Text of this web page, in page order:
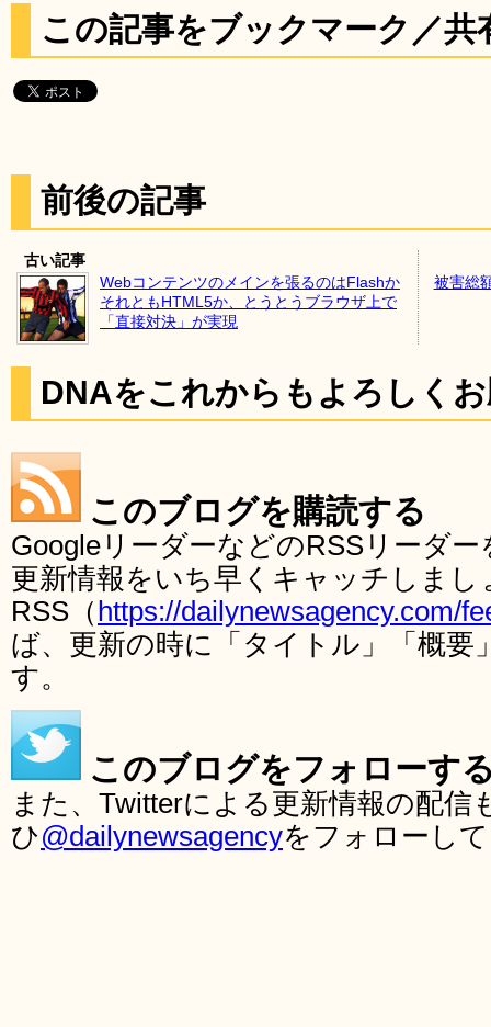
この記事をブックマーク／共
前後の記事
古い記事
Webコンテンツのメインを張るのはFlashか
それともHTML5か、とうとうブラウザ上で
「直接対決」が実現
被害総
DNAをこれからもよろしく
このブログを購読する
GoogleリーダーなどのRSSリーダ
更新情報をいち早くキャッチしま
RSS（ https://dailynewsagency.com/
ば、更新の時に「タイトル」「概要
す。
このブログをフォローす
また、Twitterによる更新情報の配
ひ@dailynewsagencyをフォローし